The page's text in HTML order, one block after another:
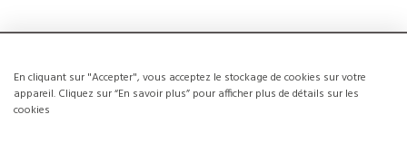
En cliquant sur "Accepter", vous acceptez le stockage de cookies sur votre
appareil. Cliquez sur “En savoir plus” pour afficher plus de détails sur les
cookies
NOUVEAUX CLIENTS
La création d’un compte a de nombreux avantages: sauvegarder la liste de vos